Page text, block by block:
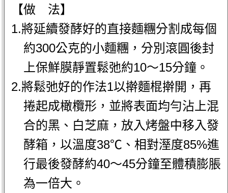
【做 法】
1.將延續發酵好的直接麵糰分割成每個
約300公克的小麵糰，分別滾圓後封
上保鮮膜靜置鬆弛約10～15分鐘。
2.將鬆弛好的作法1以擀麵棍擀開，再
捲起成橄欖形，並將表面均勻沾上混
合的黑、白芝麻，放入烤盤中移入發
酵箱，以溫度38℃、相對溼度85%進
行最後發酵約40～45分鐘至體積膨脹
為一倍大。